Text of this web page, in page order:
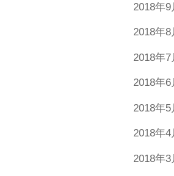
2018年9
2018年8
2018年7
2018年6
2018年5
2018年4
2018年3